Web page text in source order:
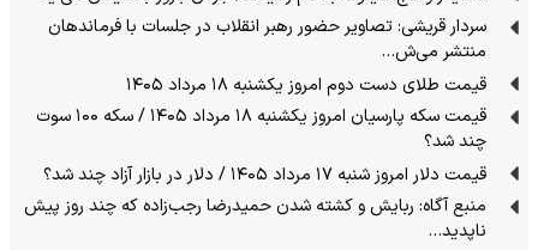
سردار قریشی: تصاویر حضور رهبر انقلاب در جلسات با فرماندهان
منتشر می‌ش…
قیمت طلای دست دوم امروز یکشنبه ۱۸ مرداد ۱۴۰۵
قیمت سکه پارسیان امروز یکشنبه ۱۸ مرداد ۱۴۰۵ / سکه ۱۰۰ سوت
چند شد؟
قیمت دلار امروز شنبه ۱۷ مرداد ۱۴۰۵ / دلار در بازار آزاد چند شد؟
منبع آگاه: ربایش و کشته شدن حمیدرضا رجب‌زاده که چند روز پیش
ناپدید…